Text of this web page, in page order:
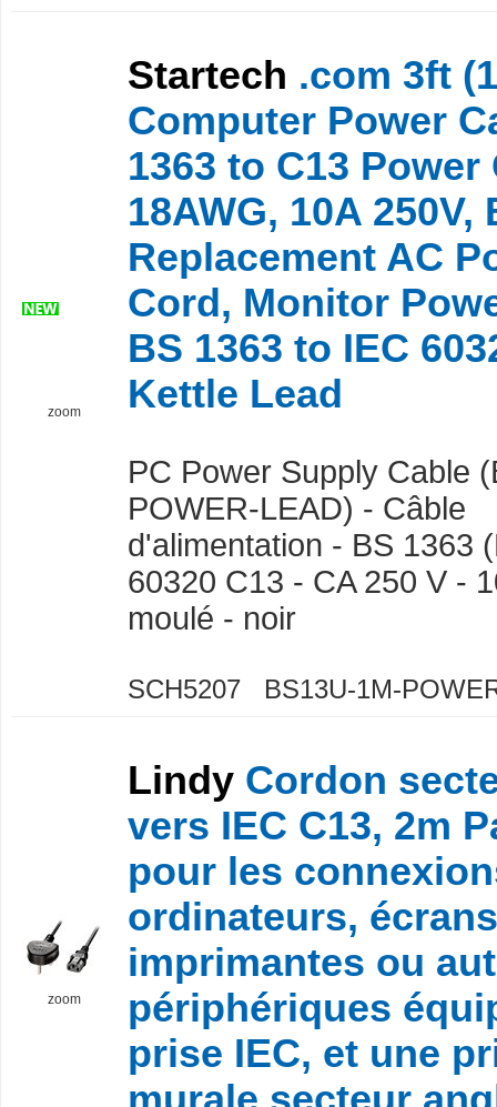
zoom
Startech .com 3ft
Computer Power
1363 to C13 Power
18AWG, 10A 250V,
Replacement AC
Cord, Monitor
BS 1363 to IEC
Kettle Lead
PC Power Supply Cable
POWER-LEAD) - Câble
d'alimentation - BS 1363
60320 C13 - CA 250 V -
moulé - noir
SCH5207 BS13U-1M-
zoom
Lindy Cordon
vers IEC C13, 2m
pour les
ordinateurs,
imprimantes ou
périphériques
prise IEC, et une